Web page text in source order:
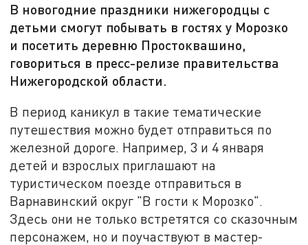
В новогодние праздники нижегородцы с
детьми смогут побывать в гостях у Морозко
и посетить деревню Простоквашино,
говориться в пресс-релизе правительства
Нижегородской области.
В период каникул в такие тематические
путешествия можно будет отправиться по
железной дороге. Например, 3 и 4 января
детей и взрослых приглашают на
туристическом поезде отправиться в
Варнавинский округ "В гости к Морозко".
Здесь они не только встретятся со сказочным
персонажем, но и поучаствуют в мастер-